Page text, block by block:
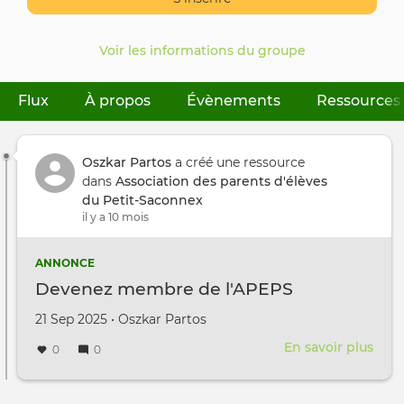
Onglets
principaux
Flux (onglet actif)
À propos Évènements Ressources
Voir les informations du groupe
Oszkar Partos a créé une ressource
dans Association des parents d'élèves
du Petit-Saconnex
il y a 10 mois
ANNONCE
Devenez membre de l'APEPS
Créé le
21 Sep 2025 •
par Oszkar Partos
0 0 En savoir plus